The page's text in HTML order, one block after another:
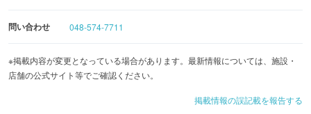
問い合わせ 048-574-7711
※掲載内容が変更となっている場合があります。最新情報については、施設・
店舗の公式サイト等でご確認ください。
掲載情報の誤記載を報告する